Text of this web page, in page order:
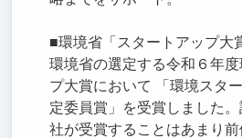
■環境省「スタートアップ大
環境省の選定する令和６年
プ大賞において 「環境スタ
定委員賞」を受賞しました
社が受賞することはあまり